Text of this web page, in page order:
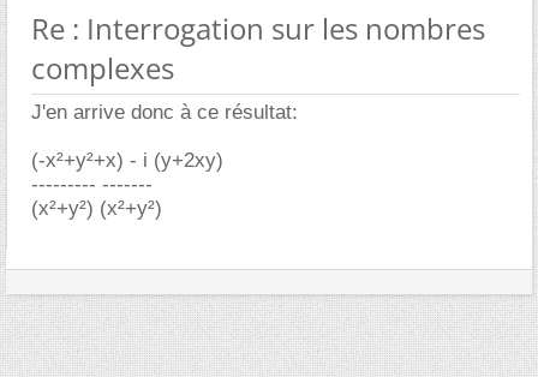
Re : Interrogation sur les nombres
complexes
J'en arrive donc à ce résultat:
(-x²+y²+x) - i (y+2xy)
--------- -------
(x²+y²) (x²+y²)